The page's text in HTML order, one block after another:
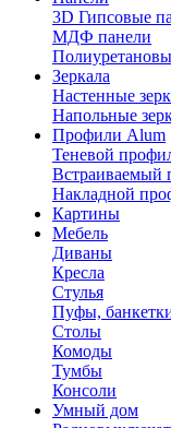
3D Гипсовые
МДФ панели
Зеркала
Настенные
Напольные
Профили Alum
Теневой
Встраиваемый
Накладной
Картины
Мебель
Диваны
Кресла
Стулья
Пуфы,
Столы
Комоды
Тумбы
Консоли
Умный дом